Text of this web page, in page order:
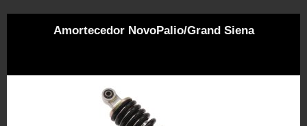
Amortecedor NovoPalio/Grand Siena